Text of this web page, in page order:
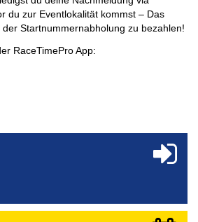
du zur Eventlokalität kommst – Das
Startnummernabholung zu bezahlen!
RaceTimePro App: